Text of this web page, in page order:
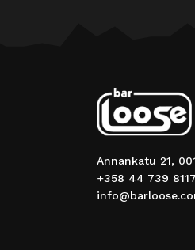
Annankatu 21,
+358 44 739 8117